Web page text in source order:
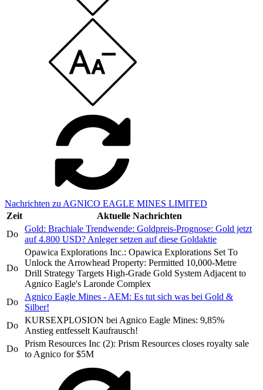
Nachrichten zu AGNICO EAGLE MINES LIMITED
Zeit
Aktuelle Nachrichten
Do
Gold: Brachiale Trendwende: Goldpreis-Prognose: Gold jetzt
auf 4.800 USD? Anleger setzen auf diese Goldaktie
Do
Opawica Explorations Inc.: Opawica Explorations Set To
Unlock the Arrowhead Property: Permitted 10,000-Metre
Drill Strategy Targets High-Grade Gold System Adjacent to
Agnico Eagle's Laronde Complex
Do
Agnico Eagle Mines - AEM: Es tut sich was bei Gold &
Silber!
Do
KURSEXPLOSION bei Agnico Eagle Mines: 9,85%
Anstieg entfesselt Kaufrausch!
Do
Prism Resources Inc (2): Prism Resources closes royalty sale
to Agnico for $5M